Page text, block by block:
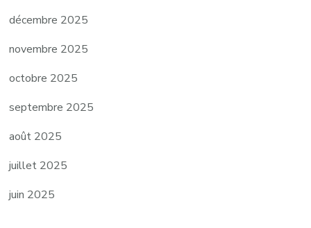
décembre 2025
novembre 2025
octobre 2025
septembre 2025
août 2025
juillet 2025
juin 2025